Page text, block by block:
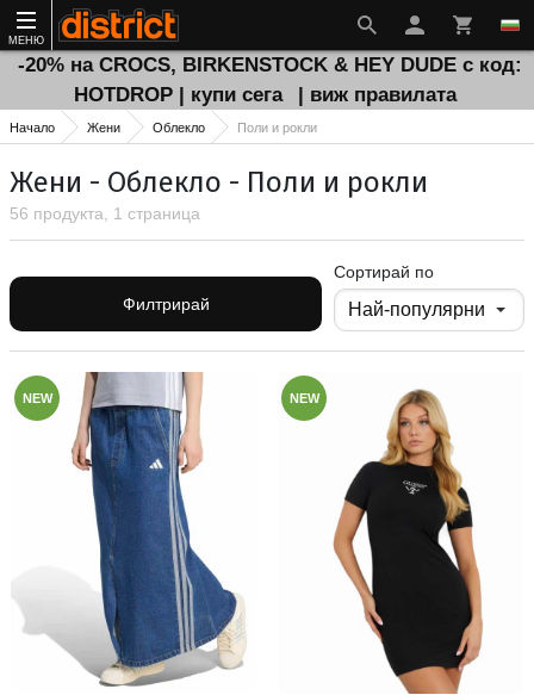
МЕНЮ
-20% на CROCS, BIRKENSTOCK & HEY DUDE с код:
HOTDROP | купи сега
| виж правилата
Начало Жени Облекло Поли и рокли
Жени - Облекло - Поли и рокли
56 продукта, 1 страница
Филтрирай
Сортирай по
NEW NEW